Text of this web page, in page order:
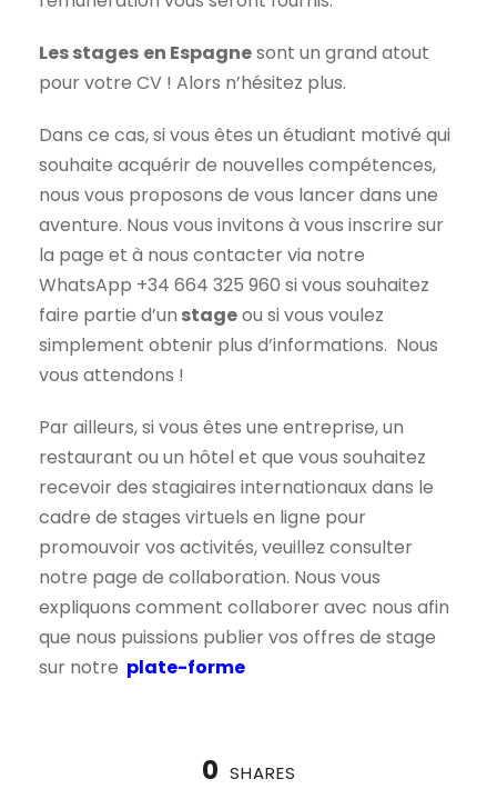
Les stages en Espagnesont un grand atout
pour votre CV ! Alors n’hésitez plus.
Dans ce cas, si vous êtes un étudiant motivé qui
souhaite acquérir de nouvelles compétences,
nous vous proposons de vous lancer dans une
aventure. Nous vous invitons à vous inscrire sur
la page et à nous contacter via notre
WhatsApp +34 664 325 960 si vous souhaitez
faire partie d’un stageou si vous voulez
simplement obtenir plus d’informations. Nous
vous attendons !
Par ailleurs, si vous êtes une entreprise, un
restaurant ou un hôtel et que vous souhaitez
recevoir des stagiaires internationaux dans le
cadre de stages virtuels en ligne pour
promouvoir vos activités, veuillez consulter
notre page de collaboration. Nous vous
expliquons comment collaborer avec nous afin
que nous puissions publier vos offres de stage
sur notre plate-forme
0 SHARES